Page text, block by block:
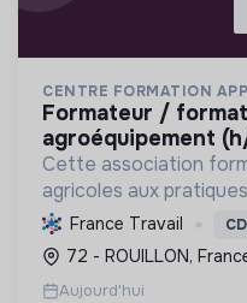
CENTRE FORMATION
formateur / formatrice en
agroéquipement
Cette association
agricoles aux
gestion, favorisant
renouvellement des
l'apprentissage.
France Travail
72 - ROUILLON,
Aujourd'hui